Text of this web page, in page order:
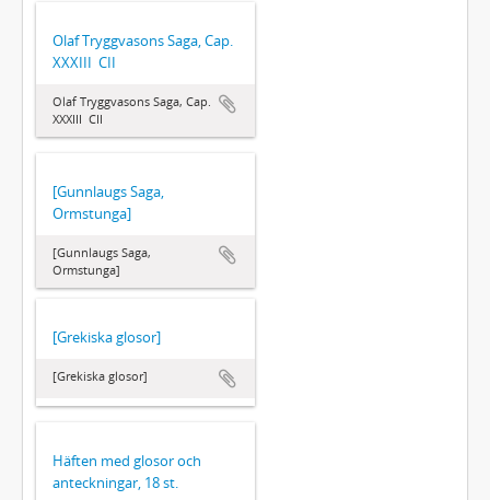
Olaf Tryggvasons Saga, Cap.
XXXIII  CII
Olaf Tryggvasons Saga, Cap.
XXXIII  CII
[Gunnlaugs Saga,
Ormstunga]
[Gunnlaugs Saga,
Ormstunga]
[Grekiska glosor]
[Grekiska glosor]
Häften med glosor och
anteckningar, 18 st.